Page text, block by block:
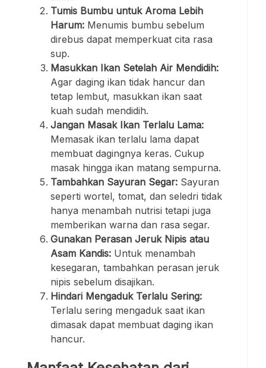
Tumis Bumbu untuk Aroma Lebih
Harum: Menumis bumbu sebelum
direbus dapat memperkuat cita rasa
sup.
Masukkan Ikan Setelah Air Mendidih:
Agar daging ikan tidak hancur dan
tetap lembut, masukkan ikan saat
kuah sudah mendidih.
Jangan Masak Ikan Terlalu Lama:
Memasak ikan terlalu lama dapat
membuat dagingnya keras. Cukup
masak hingga ikan matang sempurna.
Tambahkan Sayuran Segar: Sayuran
seperti wortel, tomat, dan seledri tidak
hanya menambah nutrisi tetapi juga
memberikan warna dan rasa segar.
Gunakan Perasan Jeruk Nipis atau
Asam Kandis: Untuk menambah
kesegaran, tambahkan perasan jeruk
nipis sebelum disajikan.
Hindari Mengaduk Terlalu Sering:
Terlalu sering mengaduk saat ikan
dimasak dapat membuat daging ikan
hancur.